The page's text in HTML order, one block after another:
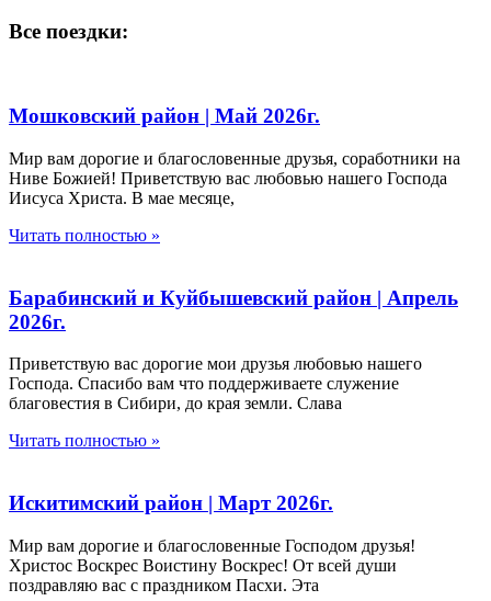
Все поездки:
Мошковский район | Май 2026г.
Мир вам дорогие и благословенные друзья, соработники на
Ниве Божией! Приветствую вас любовью нашего Господа
Иисуса Христа. В мае месяце,
Читать полностью »
Барабинский и Куйбышевский район | Апрель
2026г.
Приветствую вас дорогие мои друзья любовью нашего
Господа. Спасибо вам что поддерживаете служение
благовестия в Сибири, до края земли. Слава
Читать полностью »
Искитимский район | Март 2026г.
Мир вам дорогие и благословенные Господом друзья!
Христос Воскрес Воистину Воскрес! От всей души
поздравляю вас с праздником Пасхи. Эта